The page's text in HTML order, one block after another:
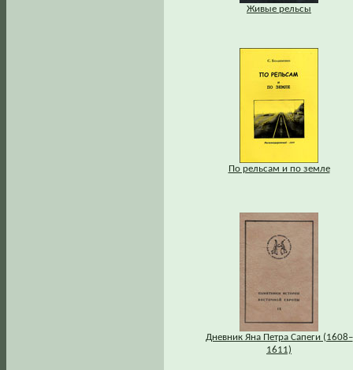
Живые рельсы
По рельсам и по земле
Дневник Яна Петра Сапеги (1608–
1611)